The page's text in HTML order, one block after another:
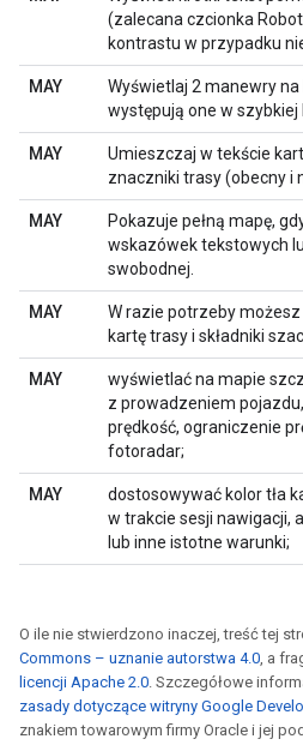
(zalecana czcionka
kontrastu w przypadku
MAY
Wyświetlaj 2 manewry
występują one w szybkiej
MAY
Umieszczaj w tekście
znaczniki trasy (obecny i
MAY
Pokazuje pełną mapę,
wskazówek tekstowych
swobodnej.
MAY
W razie potrzeby
kartę trasy i składniki
MAY
wyświetlać na mapie
z prowadzeniem
prędkość, ograniczenie
fotoradar;
MAY
dostosowywać kolor tła
w trakcie sesji nawigacji,
lub inne istotne warunki;
O ile nie stwierdzono inaczej, treść tej
Commons – uznanie autorstwa 4.0, a
licencji Apache 2.0. Szczegółowe
zasady dotyczące witryny Google
znakiem towarowym firmy Oracle i jej